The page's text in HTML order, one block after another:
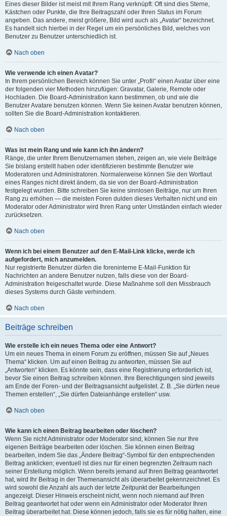
Eines dieser Bilder ist meist mit Ihrem Rang verknüpft: Oft sind dies Sterne,
Kästchen oder Punkte, die Ihre Beitragszahl oder Ihren Status im Forum
angeben. Das andere, meist größere, Bild wird auch als „Avatar“ bezeichnet.
Es handelt sich hierbei in der Regel um ein persönliches Bild, welches von
Benutzer zu Benutzer unterschiedlich ist.
Nach oben
Wie verwende ich einen Avatar?
In Ihrem persönlichen Bereich können Sie unter „Profil“ einen Avatar über eine
der folgenden vier Methoden hinzufügen: Gravatar, Galerie, Remote oder
Hochladen. Die Board-Administration kann bestimmen, ob und wie die
Benutzer Avatare benutzen können. Wenn Sie keinen Avatar benutzen können,
sollten Sie die Board-Administration kontaktieren.
Nach oben
Was ist mein Rang und wie kann ich ihn ändern?
Ränge, die unter Ihrem Benutzernamen stehen, zeigen an, wie viele Beiträge
Sie bislang erstellt haben oder identifizieren bestimmte Benutzer wie
Moderatoren und Administratoren. Normalerweise können Sie den Wortlaut
eines Ranges nicht direkt ändern, da sie von der Board-Administration
festgelegt wurden. Bitte schreiben Sie keine sinnlosen Beiträge, nur um Ihren
Rang zu erhöhen — die meisten Foren dulden dieses Verhalten nicht und ein
Moderator oder Administrator wird Ihren Rang unter Umständen einfach wieder
zurücksetzen.
Nach oben
Wenn ich bei einem Benutzer auf den E-Mail-Link klicke, werde ich
aufgefordert, mich anzumelden.
Nur registrierte Benutzer dürfen die foreninterne E-Mail-Funktion für
Nachrichten an andere Benutzer nutzen, falls diese von der Board-
Administration freigeschaltet wurde. Diese Maßnahme soll den Missbrauch
dieses Systems durch Gäste verhindern.
Nach oben
Beiträge schreiben
Wie erstelle ich ein neues Thema oder eine Antwort?
Um ein neues Thema in einem Forum zu eröffnen, müssen Sie auf „Neues
Thema“ klicken. Um auf einen Beitrag zu antworten, müssen Sie auf
„Antworten“ klicken. Es könnte sein, dass eine Registrierung erforderlich ist,
bevor Sie einen Beitrag schreiben können. Ihre Berechtigungen sind jeweils
am Ende der Foren- und der Beitragsansicht aufgelistet. Z. B. „Sie dürfen neue
Themen erstellen“, „Sie dürfen Dateianhänge erstellen“ usw.
Nach oben
Wie kann ich einen Beitrag bearbeiten oder löschen?
Wenn Sie nicht Administrator oder Moderator sind, können Sie nur Ihre
eigenen Beiträge bearbeiten oder löschen. Sie können einen Beitrag
bearbeiten, indem Sie das „Ändere Beitrag“-Symbol für den entsprechenden
Beitrag anklicken; eventuell ist dies nur für einen begrenzten Zeitraum nach
seiner Erstellung möglich. Wenn bereits jemand auf Ihren Beitrag geantwortet
hat, wird Ihr Beitrag in der Themenansicht als überarbeitet gekennzeichnet. Es
wird sowohl die Anzahl als auch der letzte Zeitpunkt der Bearbeitungen
angezeigt. Dieser Hinweis erscheint nicht, wenn noch niemand auf Ihren
Beitrag geantwortet hat oder wenn ein Administrator oder Moderator Ihren
Beitrag überarbeitet hat. Diese können jedoch, falls sie es für nötig halten, eine